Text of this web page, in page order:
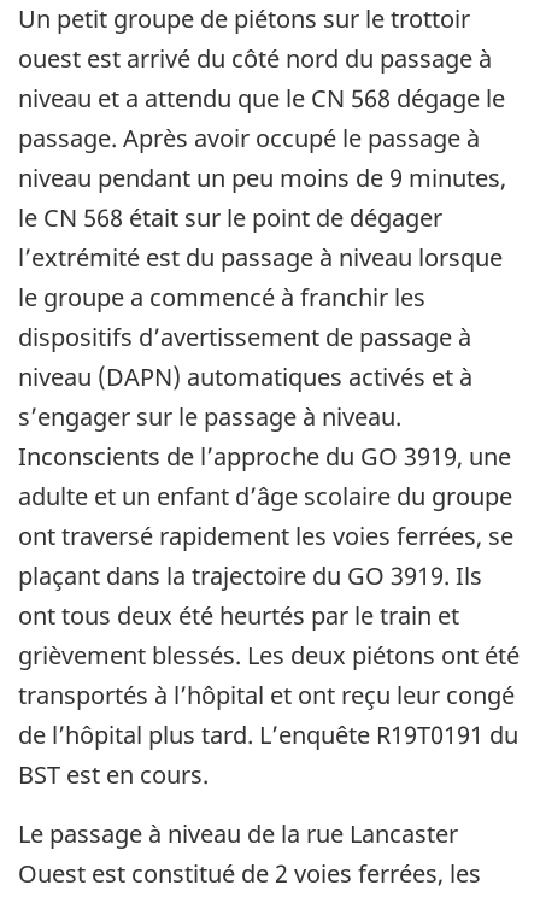
Un petit groupe de piétons sur le trottoir
ouest est arrivé du côté nord du passage à
niveau et a attendu que le CN 568 dégage le
passage. Après avoir occupé le passage à
niveau pendant un peu moins de 9 minutes,
le CN 568 était sur le point de dégager
l’extrémité est du passage à niveau lorsque
le groupe a commencé à franchir les
dispositifs d’avertissement de passage à
niveau (DAPN) automatiques activés et à
s’engager sur le passage à niveau.
Inconscients de l’approche du GO 3919, une
adulte et un enfant d’âge scolaire du groupe
ont traversé rapidement les voies ferrées, se
plaçant dans la trajectoire du GO 3919. Ils
ont tous deux été heurtés par le train et
grièvement blessés. Les deux piétons ont été
transportés à l’hôpital et ont reçu leur congé
de l’hôpital plus tard. L’enquête R19T0191 du
BST est en cours.
Le passage à niveau de la rue Lancaster
Ouest est constitué de 2 voies ferrées, les